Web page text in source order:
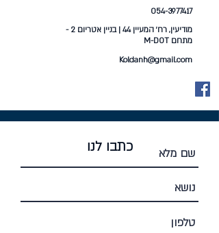
054-3977417
מודיעין, רח׳ המעיין 44 | בניין אטריום 2 -
מתחם M-DOT
Koldanh@gmail.com
כתבו לנו